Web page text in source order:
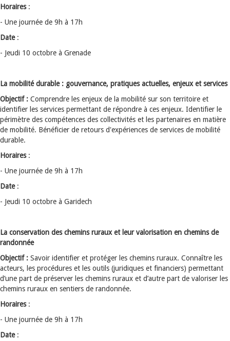
Horaires:
- Une journée de 9h à 17h
Date:
- Jeudi 10 octobre à Grenade
La mobilité durable : gouvernance, pratiques actuelles, enjeux et services
Objectif : Comprendre les enjeux de la mobilité sur son territoire et
identifier les services permettant de répondre à ces enjeux. Identifier le
périmètre des compétences des collectivités et les partenaires en matière
de mobilité. Bénéficier de retours d'expériences de services de mobilité
durable.
Horaires:
- Une journée de 9h à 17h
Date:
- Jeudi 10 octobre à Garidech
La conservation des chemins ruraux et leur valorisation en chemins de
randonnée
Objectif : Savoir identifier et protéger les chemins ruraux. Connaître les
acteurs, les procédures et les outils (juridiques et financiers) permettant
d’une part de préserver les chemins ruraux et d’autre part de valoriser les
chemins ruraux en sentiers de randonnée.
Horaires:
- Une journée de 9h à 17h
Date: